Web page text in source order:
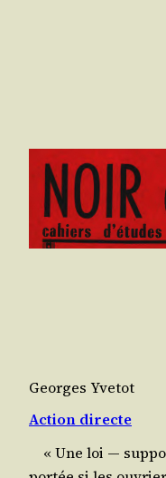
Georges Yvetot
Action directe
« Une loi ―